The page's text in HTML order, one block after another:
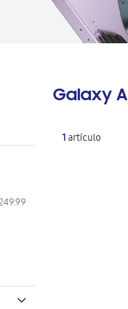
Galaxy A
1artículo